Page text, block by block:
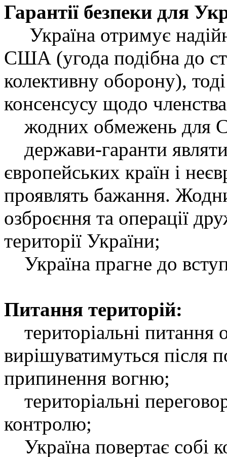
Гарантії безпеки для
Україна отримує
США (угода подібна до
колективну оборону),
консенсусу щодо
жодних обмежень для
держави-гаранти
європейських країн і
проявлять бажання.
озброєння та операції
території України;
Україна прагне до
Питання територій:
територіальні питання
вирішуватимуться після
припинення вогню;
територіальні
контролю;
Україна повертає собі